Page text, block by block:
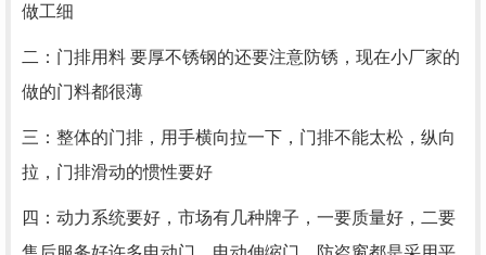
做工细
二：门排用料 要厚不锈钢的还要注意防锈，现在小厂家的
做的门料都很薄
三：整体的门排，用手横向拉一下，门排不能太松，纵向
拉，门排滑动的惯性要好
四：动力系统要好，市场有几种牌子，一要质量好，二要